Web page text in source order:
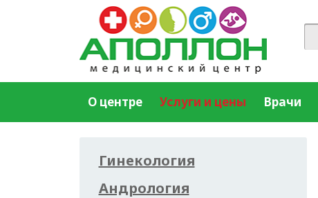
О центре Услуги и цены Врачи
Гинекология
Андрология